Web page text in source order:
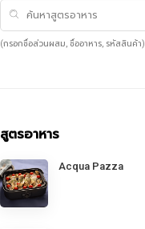
(กรอกชื่อส่วนผสม, ชื่ออาหาร, รหัสสินค้า)
สูตรอาหาร
Acqua Pazza